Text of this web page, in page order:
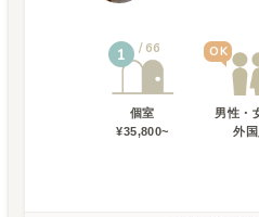
1 66
個室
¥35,800~
OK
男性・
外